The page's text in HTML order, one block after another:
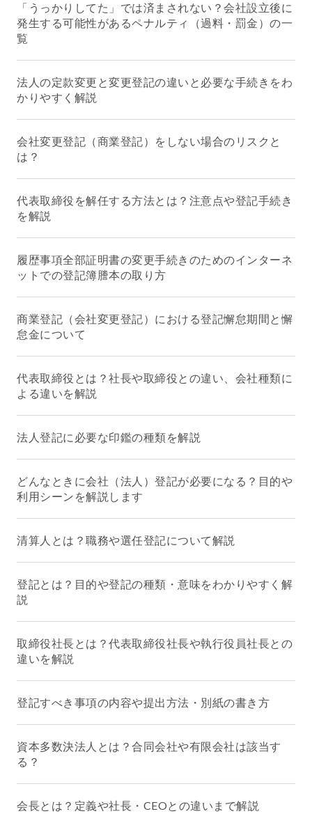
「うっかりしてた」では済まされない？会社設立後に
発生する可能性があるペナルティ（過料・罰金）の一
覧
法人の定款変更と変更登記の違いと必要な手続きをわ
かりやすく解説
会社変更登記（商業登記）をしない場合のリスクと
は？
代表取締役を解任する方法とは？注意点や登記手続き
を解説
履歴事項全部証明書の変更手続きのためのインターネ
ットでの登記簿謄本の取り方
商業登記（会社変更登記）における登記懈怠期間と懈
怠金について
代表取締役とは？社長や取締役との違い、会社種類に
よる違いを解説
法人登記に必要な印鑑の種類を解説
どんなときに会社（法人）登記が必要になる？目的や
利用シーンを解説します
清算人とは？職務や選任登記について解説
登記とは？目的や登記の種類・意味をわかりやすく解
説
取締役社長とは？代表取締役社長や執行役員社長との
違いを解説
登記すべき事項の内容や提出方法・別紙の書き方
資本多数決法人とは？合同会社や有限会社は該当す
る？
会長とは？定義や社長・CEOとの違いまで解説